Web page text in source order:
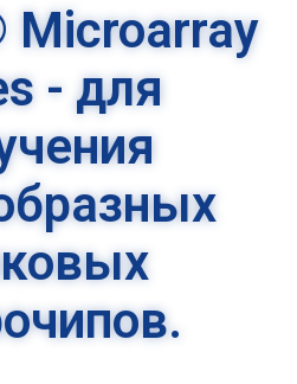
Microarray
- для